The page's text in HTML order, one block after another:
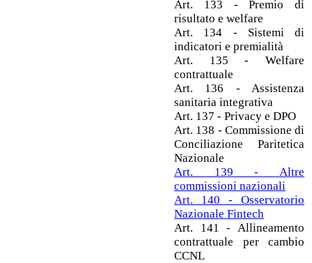
Art. 133 - Premio di
risultato e welfare
Art. 134 - Sistemi di
indicatori e premialità
Art. 135 - Welfare
contrattuale
Art. 136 - Assistenza
sanitaria integrativa
Art. 137 - Privacy e DPO
Art. 138 - Commissione di
Conciliazione Paritetica
Nazionale
Art. 139 - Altre
commissioni nazionali
Art. 140 - Osservatorio
Nazionale Fintech
Art. 141 - Allineamento
contrattuale per cambio
CCNL